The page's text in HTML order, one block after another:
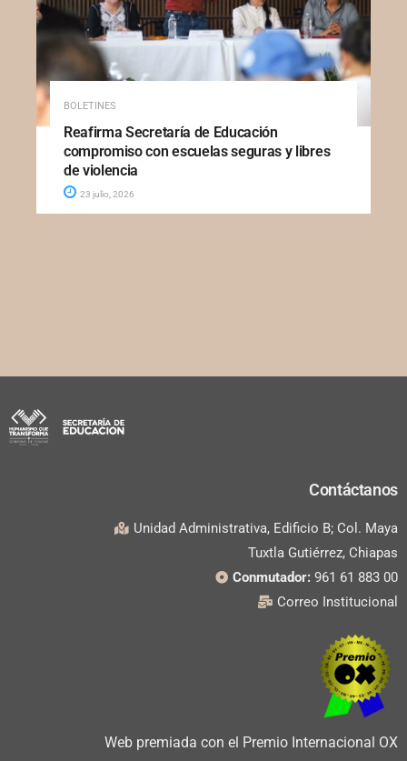
BOLETINES
Reafirma Secretaría de Educación
compromiso con escuelas seguras y libres
de violencia
23 julio, 2026
Contáctanos
Unidad Administrativa, Edificio B; Col. Maya
Tuxtla Gutiérrez, Chiapas
Conmutador: 961 61 883 00
Correo Institucional
Web premiada con el Premio Internacional OX